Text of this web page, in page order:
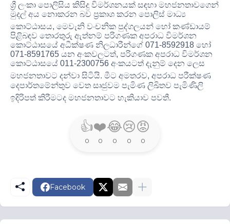
ශ්‍රී ලංකා පොලිසිය කිසිදු විමර්ශනයක් සඳහා මහජනතාවගෙන්
මුදල් අය නොකරන බව ප්‍රකාශ කරන පොලිස් මාධ්‍ය
කොට්ඨාසය, මෙවැනි වංචනික පුද්ගලයන් හෝ කණ්ඩායම්
පිළිබඳව තොරතුරු ඇත්නම් පරිගණක අපරාධ විමර්ශන
කොට්ඨාසයේ අධීක්ෂණ නිලධාරීන්ගේ 071-8592918 හෝ
071-8591765 යන අංකවලටත්, පරිගණක අපරාධ විමර්ශන
කොට්ඨාසයේ 011-2300756 අංකයටත් දැනුම් දෙන ලෙස
මහජනතාවට දන්වා සිටියි. මීට අමතරව, අපරාධ පරීක්ෂණ
දෙපාර්තමේන්තුව වෙත සෘජුවම පැමිණ ලිඛිතව පැමිණිලි
ඉදිරිපත් කිරීමටද මහජනතාවට හැකියාව පවතී.
👍
0
❤️
0
😂
0
😢
0
😡
0
Facebook